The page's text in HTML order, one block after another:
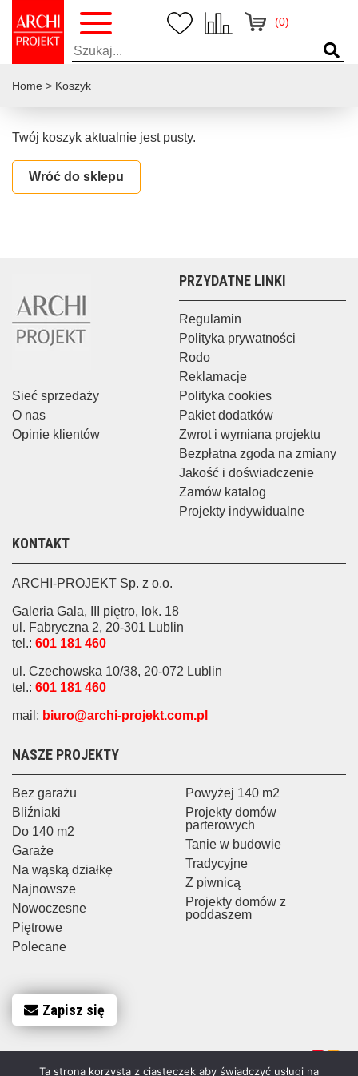
(0)
Home > Koszyk
Twój koszyk aktualnie jest pusty.
Wróć do sklepu
Sieć sprzedaży
O nas
Opinie klientów
PRZYDATNE LINKI
Regulamin
Polityka prywatności
Rodo
Reklamacje
Polityka cookies
Pakiet dodatków
Zwrot i wymiana projektu
Bezpłatna zgoda na zmiany
Jakość i doświadczenie
Zamów katalog
Projekty indywidualne
NASZE PROJEKTY
Bez garażu
Bliźniaki
Do 140 m2
Garaże
Na wąską działkę
Najnowsze
Nowoczesne
Piętrowe
Polecane
Powyżej 140 m2
Projekty domów
parterowych
Tanie w budowie
Tradycyjne
Z piwnicą
Projekty domów z
poddaszem
KONTAKT
ARCHI-PROJEKT Sp. z o.o.
Galeria Gala, III piętro, lok. 18
ul. Fabryczna 2, 20-301 Lublin
tel.: 601 181 460
ul. Czechowska 10/38, 20-072 Lublin
tel.: 601 181 460
mail: biuro@archi-projekt.com.pl
Zapisz się
Ta strona korzysta z ciasteczek aby świadczyć usługi na